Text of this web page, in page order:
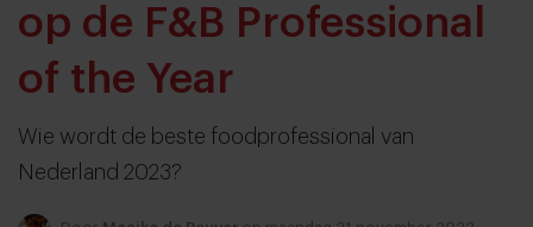
op de F&B Professional
of the Year
Wie wordt de beste foodprofessional van
Nederland 2023?